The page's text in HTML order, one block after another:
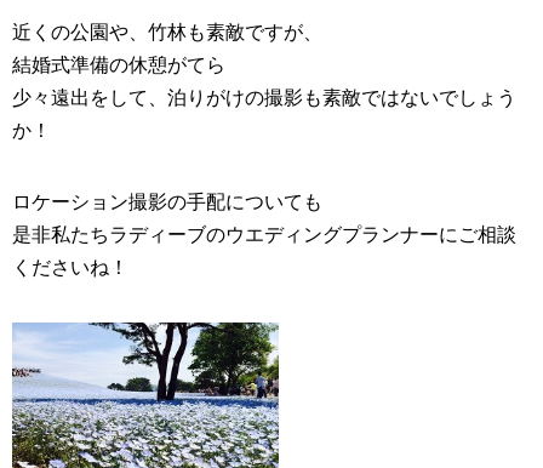
近くの公園や、竹林も素敵ですが、
結婚式準備の休憩がてら
少々遠出をして、泊りがけの撮影も素敵ではないでしょう
か！
ロケーション撮影の手配についても
是非私たちラディーブのウエディングプランナーにご相談
くださいね！